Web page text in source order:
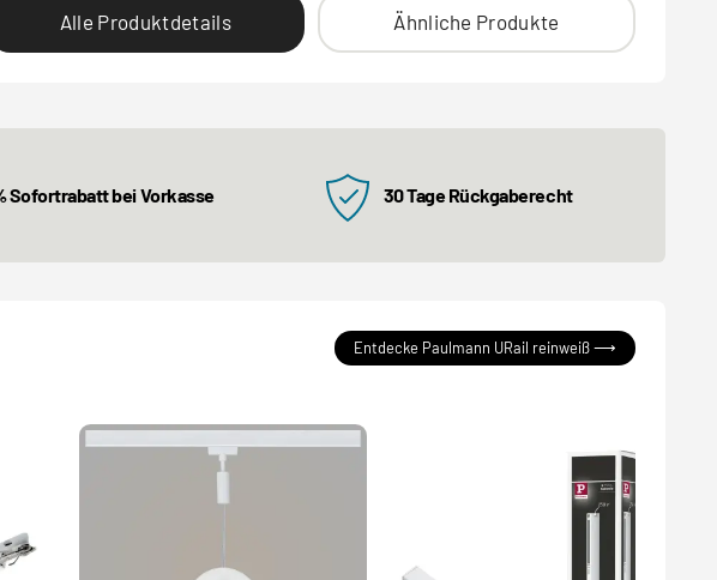
Alle Produktdetails Ähnliche Produkte
Sofortrabatt bei Vorkasse 30 Tage Rückgaberecht
Entdecke Paulmann URail reinweiß ⟶